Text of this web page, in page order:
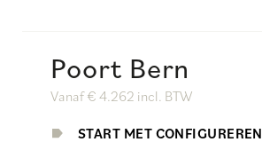
Poort Bern
Vanaf € 4.262 incl. BTW
START MET CONFIGUREREN